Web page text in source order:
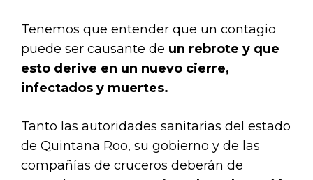
Tenemos que entender que un contagio
puede ser causante de un rebrote y que
esto derive en un nuevo cierre,
infectados y muertes.
Tanto las autoridades sanitarias del estado
de Quintana Roo, su gobierno y de las
compañías de cruceros deberán de